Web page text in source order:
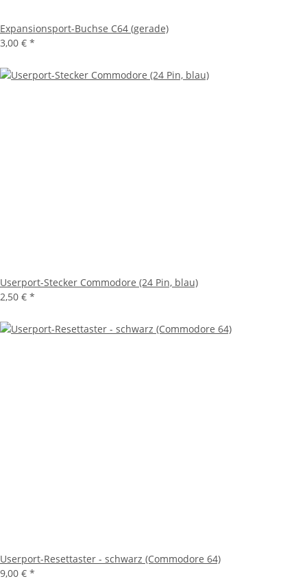
Expansionsport-Buchse C64 (gerade)
3,00 € *
Userport-Stecker Commodore (24 Pin, blau)
2,50 € *
Userport-Resettaster - schwarz (Commodore 64)
9,00 € *